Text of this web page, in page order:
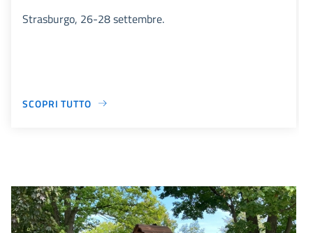
Strasburgo, 26-28 settembre.
SCOPRI TUTTO